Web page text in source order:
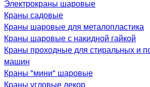
Электрокраны шаровые
Краны садовые
Краны шаровые для металопластика
Краны шаровые с накидной гайкой
Краны проходные для стиральных и
машин
Краны "мини" шаровые
Краны угловые декор